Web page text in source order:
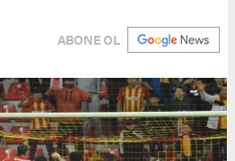
ABONE OL